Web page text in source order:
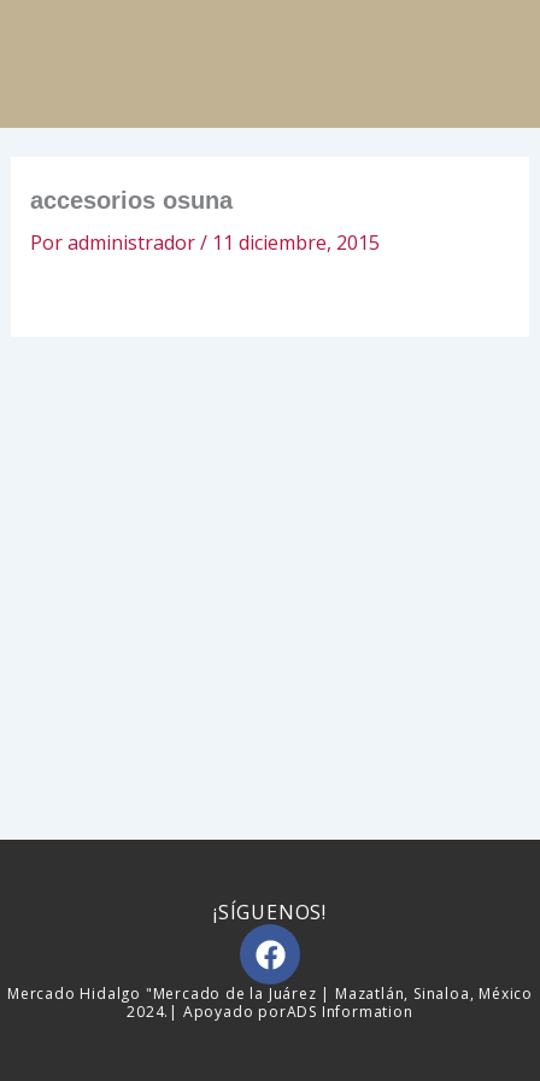
accesorios osuna
Poradministrador/ 11 diciembre, 2015
¡SÍGUENOS!
F
a
c
e
Mercado Hidalgo "Mercado de la Juárez | Mazatlán, Sinaloa, México
2024.| Apoyado porADS Information